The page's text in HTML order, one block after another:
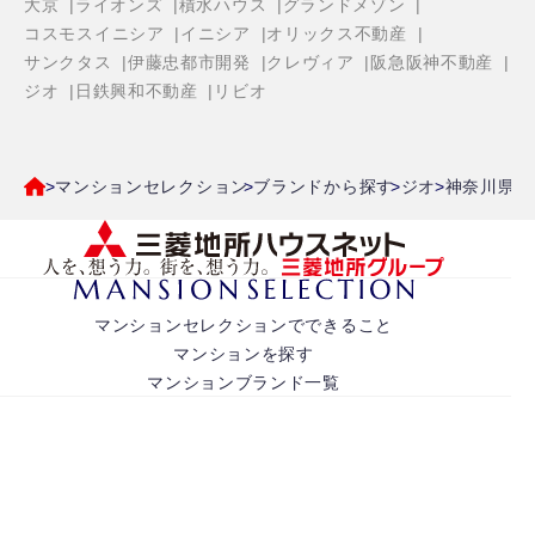
大京
ライオンズ 積水ハウス
グランドメゾン
コスモスイニシア
イニシア
オリックス不動産
サンクタス
伊藤忠都市開発 クレヴィア
阪急阪神不動産
ジオ
日鉄興和不動産 リビオ
マンションセレクション ブランドから探す ジオ 神奈川県
マンションセレクションでできること
マンションを探す
マンションブランド一覧